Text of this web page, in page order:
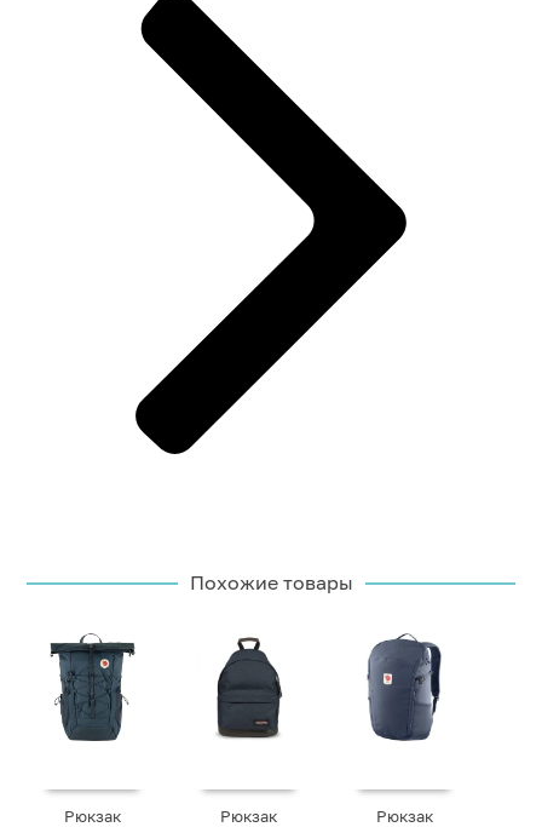
Похожие товары
Рюкзак Рюкзак Рюкзак